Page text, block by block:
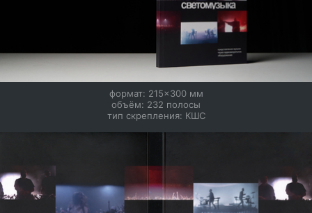
формат: 215×300 мм
объём: 232 полосы
тип скрепления: КШС